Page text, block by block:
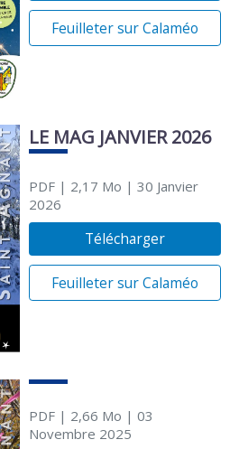
Feuilleter sur Calaméo
LE MAG JANVIER 2026
PDF| 2,17 Mo | 30 Janvier
2026
Télécharger
Feuilleter sur Calaméo
PDF| 2,66 Mo | 03
Novembre 2025